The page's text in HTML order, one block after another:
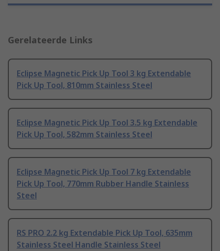
Gerelateerde Links
Eclipse Magnetic Pick Up Tool 3 kg Extendable
Pick Up Tool, 810mm Stainless Steel
Eclipse Magnetic Pick Up Tool 3.5 kg Extendable
Pick Up Tool, 582mm Stainless Steel
Eclipse Magnetic Pick Up Tool 7 kg Extendable
Pick Up Tool, 770mm Rubber Handle Stainless
Steel
RS PRO 2.2 kg Extendable Pick Up Tool, 635mm
Stainless Steel Handle Stainless Steel